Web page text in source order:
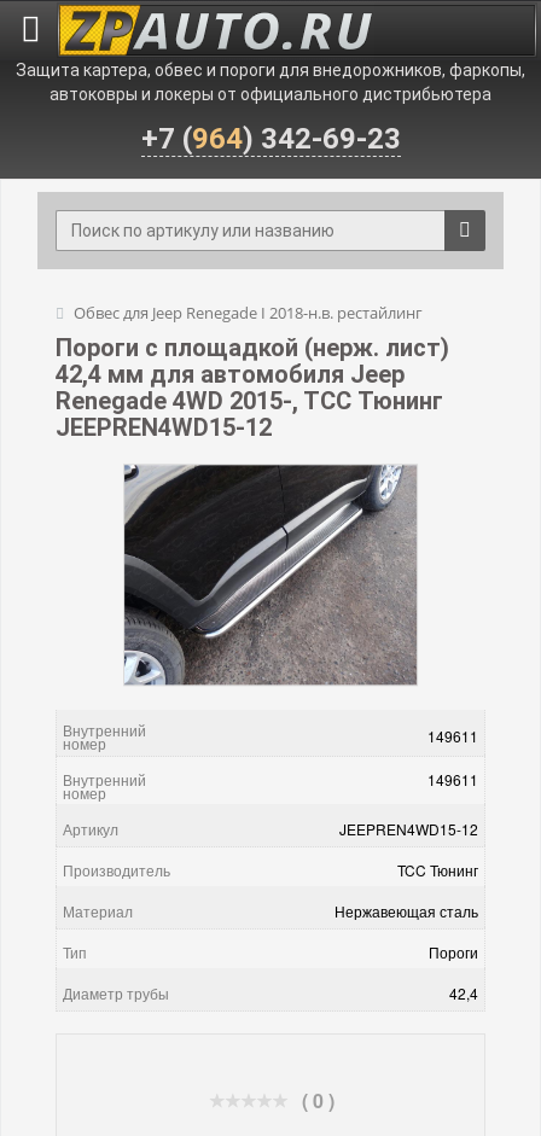
Защита картера, обвес и пороги для внедорожников, фаркопы,
автоковры и локеры от официального дистрибьютера
+7 (964) 342-69-23
Обвес для Jeep Renegade I 2018-н.в. рестайлинг
Пороги с площадкой (нерж. лист)
42,4 мм для автомобиля Jeep
Renegade 4WD 2015-, TCC Тюнинг
JEEPREN4WD15-12
Внутренний
номер 149611
Внутренний
номер
149611
Артикул
JEEPREN4WD15-12
Производитель
TCC Тюнинг
Материал
Нержавеющая сталь
Тип
Пороги
Диаметр трубы
42,4
( 0 )